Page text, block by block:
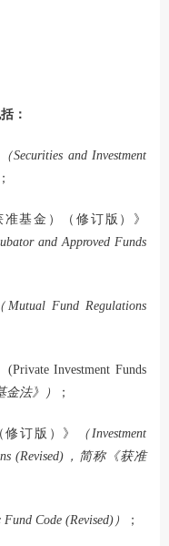
：
（Securities and Investment
；
基金）（修订版）》
and Approved Funds
（Mutual Fund Regulations
Investment Funds
金法》 ） ；
订版）》
（Investment
(Revised)，简称《获准
Fund Code (Revised)） ；